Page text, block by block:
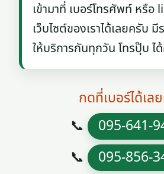
เข้ามาที่ เบอร์โทรศัพท์ หรือ
เว็บไซต์ของเราได้เลยครับ
ให้บริการกันทุกวัน โทรปุ๊บ ไ
กดที่เบอร์ได้เล
📞 095-641-
📞 095-856-